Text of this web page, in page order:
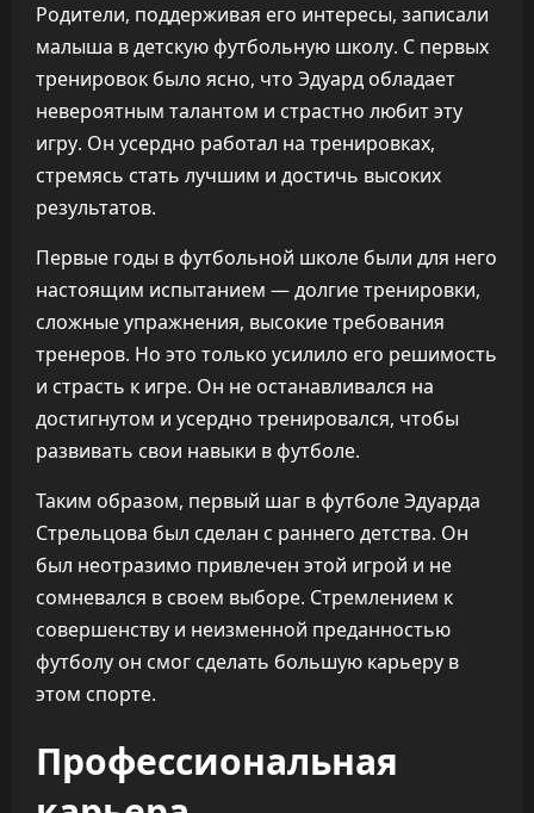
Родители, поддерживая его интересы, записали
малыша в детскую футбольную школу. С первых
тренировок было ясно, что Эдуард обладает
невероятным талантом и страстно любит эту
игру. Он усердно работал на тренировках,
стремясь стать лучшим и достичь высоких
результатов.
Первые годы в футбольной школе были для него
настоящим испытанием — долгие тренировки,
сложные упражнения, высокие требования
тренеров. Но это только усилило его решимость
и страсть к игре. Он не останавливался на
достигнутом и усердно тренировался, чтобы
развивать свои навыки в футболе.
Таким образом, первый шаг в футболе Эдуарда
Стрельцова был сделан с раннего детства. Он
был неотразимо привлечен этой игрой и не
сомневался в своем выборе. Стремлением к
совершенству и неизменной преданностью
футболу он смог сделать большую карьеру в
этом спорте.
Профессиональная